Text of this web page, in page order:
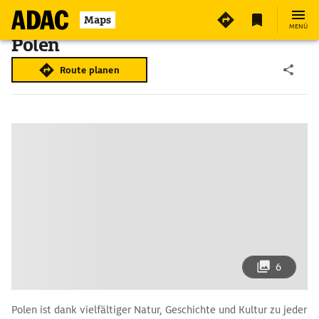
Maps MENÜ
Polen
Route planen
6
Polen ist dank vielfältiger Natur, Geschichte und Kultur zu jeder